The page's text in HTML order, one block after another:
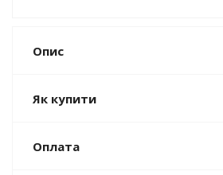
Опис
Як купити
Оплата